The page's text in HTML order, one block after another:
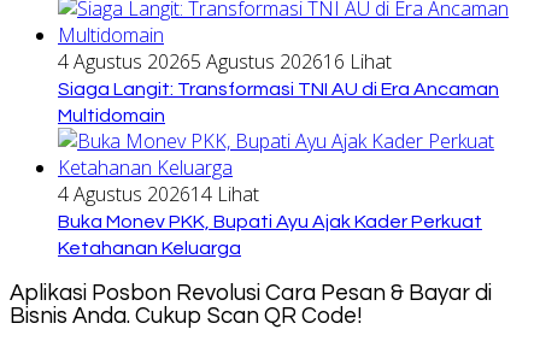
4 Agustus 20265 Agustus 202616 Lihat
Siaga Langit: Transformasi TNI AU di Era Ancaman
Multidomain
4 Agustus 202614 Lihat
Buka Monev PKK, Bupati Ayu Ajak Kader Perkuat
Ketahanan Keluarga
Aplikasi Posbon Revolusi Cara Pesan & Bayar di
Bisnis Anda. Cukup Scan QR Code!